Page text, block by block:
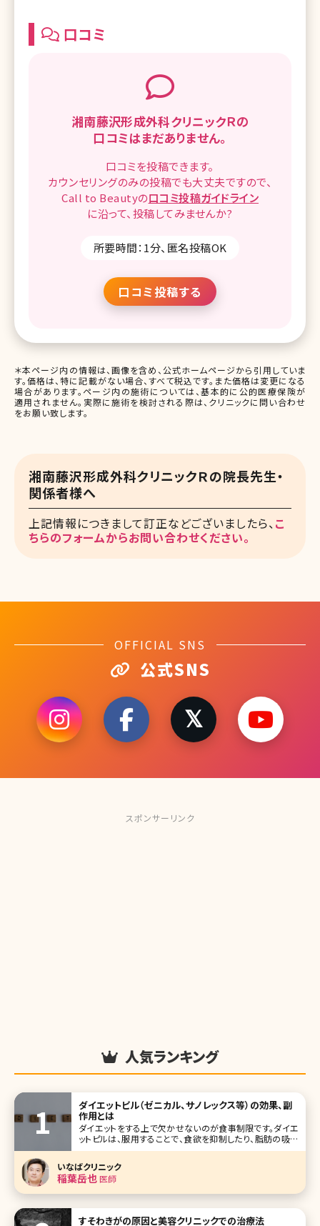
口コミ
湘南藤沢形成外科クリニックＲの
口コミはまだありません。
口コミを投稿できます。
カウンセリングのみの投稿でも大丈夫ですので、
Call to Beautyの口コミ投稿ガイドライン
に沿って、 投稿してみませんか?
所要時間：1分、匿名投稿OK
口コミ投稿する
＊本ページ内の情報は、画像を含め、公式ホームページから引用していま
す。価格は、特に記載がない場合、すべて税込です。また価格は変更になる
場合があります。ページ内の施術については、基本的に公的医療保険が
適用されません。実際に施術を検討される際は、クリニックに問い合わせ
をお願い致します。
湘南藤沢形成外科クリニックＲの院長先生・
関係者様へ
上記情報につきまして訂正などございましたら、こ
ちらのフォームからお問い合わせください。
OFFICIAL SNS
公式SNS
スポンサーリンク
人気ランキング
ダイエットピル（ゼニカル、サノレックス等）の効果、副
作用とは
ダイエットをする上で欠かせないのが食事制限です。ダイエ
ットピルは、服用することで、食欲を抑制したり、脂肪の吸収
を抑えることができ、痩せる体を作ることができるダイエット
いなばクリニック
稲葉岳也医師
すそわきがの原因と美容クリニックでの治療法